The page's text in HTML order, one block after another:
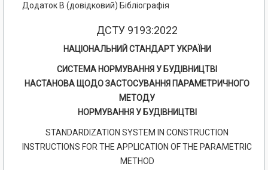
Додаток В (довідковий) Бібліографія
ДСТУ 9193:2022
НАЦІОНАЛЬНИЙ СТАНДАРТ УКРАЇНИ
СИСТЕМА НОРМУВАННЯ У БУДІВНИЦТВІ
НАСТАНОВА ЩОДО ЗАСТОСУВАННЯ ПАРАМЕТРИЧНОГО
МЕТОДУ
НОРМУВАННЯ У БУДІВНИЦТВІ
STANDARDIZATION SYSTEM IN CONSTRUCTION
INSTRUCTIONS FOR THE APPLICATION OF THE PARAMETRIC
METHOD